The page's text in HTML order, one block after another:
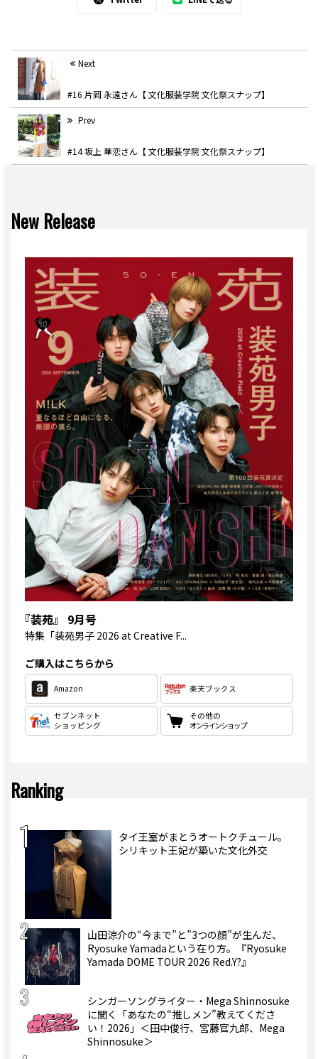
Next
#16 片岡 永遠さん【 文化服装学院 文化祭スナップ】
Prev
#14 坂上 華恋さん【 文化服装学院 文化祭スナップ】
New Release
『装苑』 9月号
特集 「装苑男子 2026 at Creative F...
ご購入はこちらから
Amazon 楽天ブックス
セブンネット
ショッピング
その他の
オンラインショップ
Ranking
タイ王室がまとうオートクチュール。
シリキット王妃が築いた文化外交
山田涼介の“今まで”と”3つの顔”が生んだ、
Ryosuke Yamadaという在り方。『Ryosuke
Yamada DOME TOUR 2026 Red.Y?』
シンガーソングライター・Mega Shinnosuke
に聞く「あなたの“推しメン”教えてくださ
い！2026」＜田中俊行、宮藤官九郎、Mega
Shinnosuke＞